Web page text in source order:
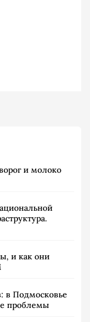
и молоко
и как они
в Подмосковье
проблемы